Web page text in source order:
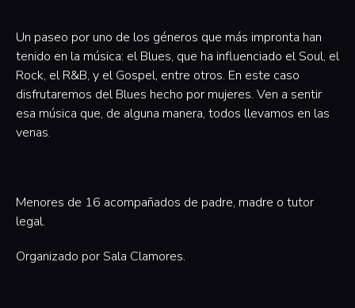
Un paseo por uno de los géneros que más impronta han
tenido en la música: el Blues, que ha influenciado el Soul, el
Rock, el R&B, y el Gospel, entre otros. En este caso
disfrutaremos del Blues hecho por mujeres. Ven a sentir
esa música que, de alguna manera, todos llevamos en las
venas.
‍Menores de 16 acompañados de padre, madre o tutor
legal.
Organizado por Sala Clamores.‍